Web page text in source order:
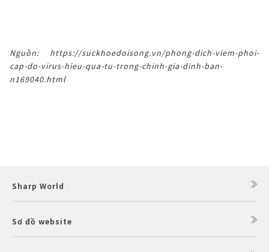
Nguồn: https://suckhoedoisong.vn/phong-dich-viem-phoi-
cap-do-virus-hieu-qua-tu-trong-chinh-gia-dinh-ban-
n169040.html
Sharp World
Sơ đồ website